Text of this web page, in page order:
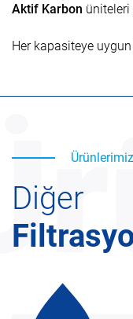
Aktif Karbon
Her kapasiteye
Ürünlerimiz
Diğer